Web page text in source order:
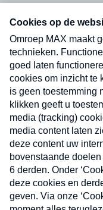
Neem hier een
nieuwsbrief. Elke
uw mailbox.
Nieuwsbrief
Neem hier een